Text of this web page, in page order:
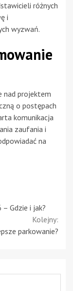
różnych
i
wyzwań.
nad projektem
o postępach
komunikacja
zaufania i
na
Gdzie i jak?
Kolejny:
parkowanie?